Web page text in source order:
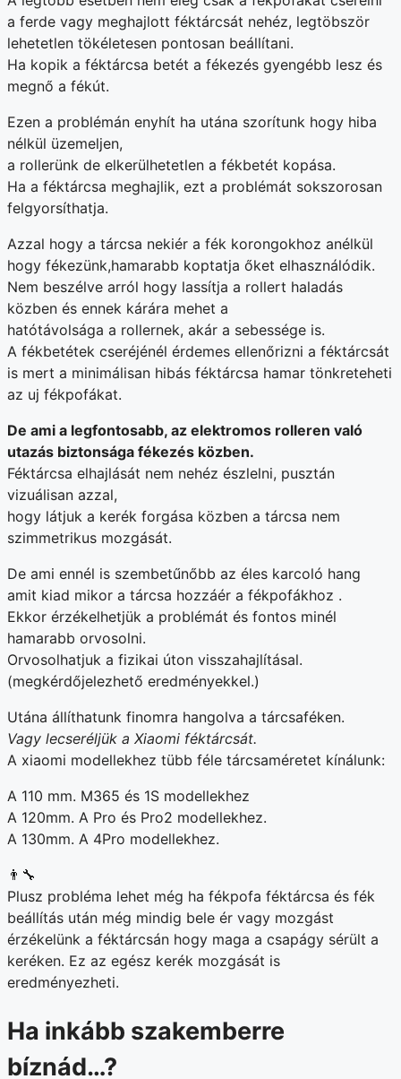
a ferde vagy meghajlott féktárcsát nehéz, legtöbször
lehetetlen tökéletesen pontosan beállítani.
Ha kopik a féktárcsa betét a fékezés gyengébb lesz és
megnő a fékút.
Ezen a problémán enyhít ha utána szorítunk hogy hiba
nélkül üzemeljen,
a rollerünk de elkerülhetetlen a fékbetét kopása.
Ha a féktárcsa meghajlik, ezt a problémát sokszorosan
felgyorsíthatja.
Azzal hogy a tárcsa nekiér a fék korongokhoz anélkül
hogy fékezünk,hamarabb koptatja őket elhasználódik.
Nem beszélve arról hogy lassítja a rollert haladás
közben és ennek kárára mehet a
hatótávolsága a rollernek, akár a sebessége is.
A fékbetétek cseréjénél érdemes ellenőrizni a féktárcsát
is mert a minimálisan hibás féktárcsa hamar tönkreteheti
az uj fékpofákat.
De ami a legfontosabb, az elektromos rolleren való
utazás biztonsága fékezés közben.
Féktárcsa elhajlását nem nehéz észlelni, pusztán
vizuálisan azzal,
hogy látjuk a kerék forgása közben a tárcsa nem
szimmetrikus mozgását.
De ami ennél is szembetűnőbb az éles karcoló hang
amit kiad mikor a tárcsa hozzáér a fékpofákhoz .
Ekkor érzékelhetjük a problémát és fontos minél
hamarabb orvosolni.
Orvosolhatjuk a fizikai úton visszahajlításal.
(megkérdőjelezhető eredményekkel.)
Utána állíthatunk finomra hangolva a tárcsaféken.
Vagy lecseréljük a Xiaomi féktárcsát.
A xiaomi modellekhez tübb féle tárcsaméretet kínálunk:
A 110 mm. M365 és 1S modellekhez
A 120mm. A Pro és Pro2 modellekhez.
A 130mm. A 4Pro modellekhez.
👨‍🔧
Plusz probléma lehet még ha fékpofa féktárcsa és fék
beállítás után még mindig bele ér vagy mozgást
érzékelünk a féktárcsán hogy maga a csapágy sérült a
keréken. Ez az egész kerék mozgását is
eredményezheti.
Ha inkább szakemberre
bíznád…?